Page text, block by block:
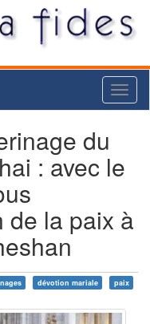
du
: avec le
de la paix à
dévotion mariale paix